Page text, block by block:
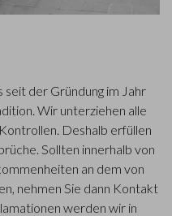
der Gründung im Jahr
Wir unterziehen alle
Deshalb erfüllen
Sollten innerhalb von
an dem von
nehmen Sie dann Kontakt
werden wir in